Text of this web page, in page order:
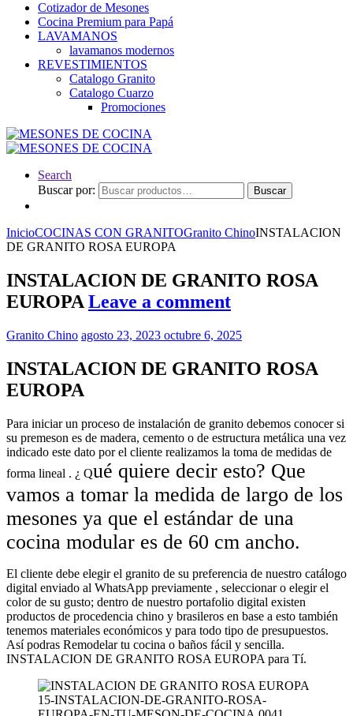
Cotizador de Mesones
Cocina Premium para Papá
LAVAMANOS
lavamanos modernos
REVESTIMIENTOS
Catalogo Granito
Catalogo Cuarzo
Promociones
Search
Buscar por:
Buscar
InicioCOCINAS CON GRANITOGranito ChinoINSTALACION
DE GRANITO ROSA EUROPA
INSTALACION DE GRANITO ROSA
EUROPA Leave a comment
Granito Chino agosto 23, 2023 octubre 6, 2025
INSTALACION DE GRANITO ROSA
EUROPA
Para iniciar un proceso de instalación de granito debemos conocer si
su premeson es de madera, cemento o de estructura metálica una vez
indicado este dato por el cliente realizamos la toma de medidas de
forma lineal . ¿ Qué quiere decir esto? Que
vamos a tomar la medida de largo de los
mesones ya que el estándar de una
cocina modular es de 60 cm ancho.
El cliente debe elegir el granito de su preferencia de nuestro catálogo
digital enviado al WhatsApp previamente , seleccionar o elegir el
color de su gusto; dentro de nuestro portafolio digital existen
productos de procedencia chino y brasileros en base a esto también
tenemos materiales económicos y para todo tipo de presupuestos.
Así podras Remodelar tu cocina o baños fácil y sencilla.
INSTALACION DE GRANITO ROSA EUROPA para Tí.